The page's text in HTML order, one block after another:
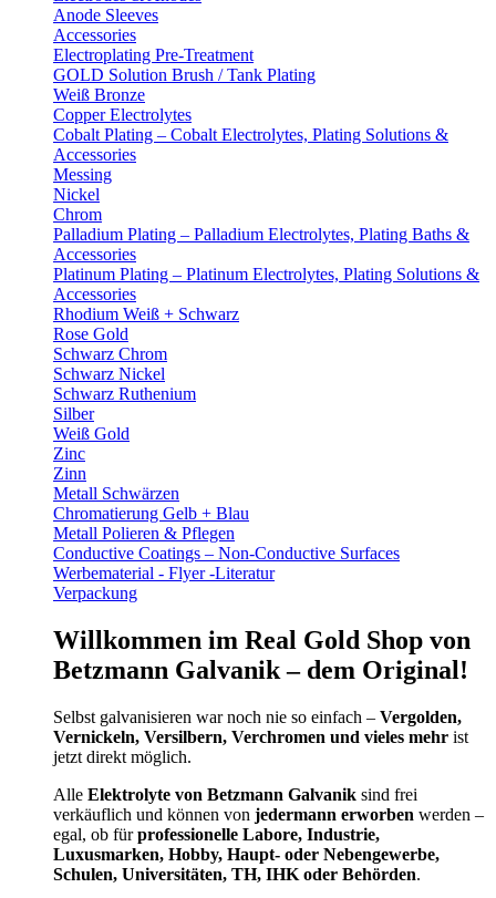
Anode Sleeves
Accessories
Electroplating Pre-Treatment
GOLD Solution Brush / Tank Plating
Weiß Bronze
Copper Electrolytes
Cobalt Plating – Cobalt Electrolytes, Plating Solutions &
Accessories
Messing
Nickel
Chrom
Palladium Plating – Palladium Electrolytes, Plating Baths &
Accessories
Platinum Plating – Platinum Electrolytes, Plating Solutions &
Accessories
Rhodium Weiß + Schwarz
Rose Gold
Schwarz Chrom
Schwarz Nickel
Schwarz Ruthenium
Silber
Weiß Gold
Zinc
Zinn
Metall Schwärzen
Chromatierung Gelb + Blau
Metall Polieren & Pflegen
Conductive Coatings – Non-Conductive Surfaces
Werbematerial - Flyer -Literatur
Verpackung
Willkommen im Real Gold Shop von
Betzmann Galvanik – dem Original!
Selbst galvanisieren war noch nie so einfach – Vergolden,
Vernickeln, Versilbern, Verchromen und vieles mehr ist
jetzt direkt möglich.
Alle Elektrolyte von Betzmann Galvanik sind frei
verkäuflich und können von jedermann erworben werden –
egal, ob fürprofessionelle Labore, Industrie,
Luxusmarken, Hobby, Haupt- oder Nebengewerbe,
Schulen, Universitäten, TH, IHK oder Behörden.